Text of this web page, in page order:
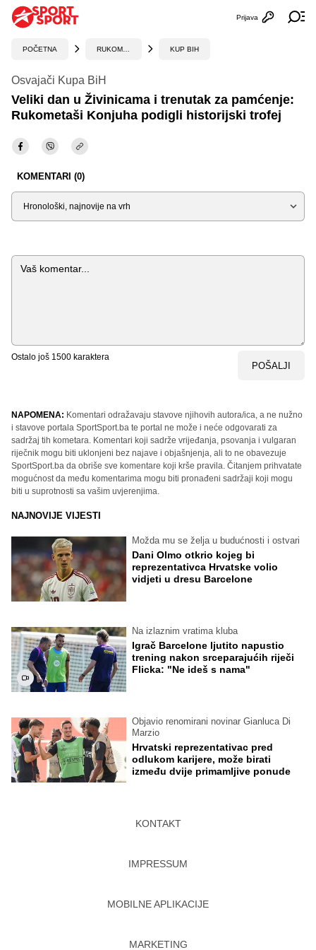
Otvori
Prijava
POČETNA KUP BIH
Osvajači Kupa BiH
Veliki dan u Živinicama i trenutak za pamćenje:
Rukometaši Konjuha podigli historijski trofej
KOMENTARI (0)
Sortiraj
Komentar
Ostalo još 1500 karaktera
POŠALJI
NAPOMENA: Komentari odražavaju stavove njihovih autora/ica, a ne nužno
i stavove portala SportSport.ba te portal ne može i neće odgovarati za
sadržaj tih kometara. Komentari koji sadrže vrijeđanja, psovanja i vulgaran
riječnik mogu biti uklonjeni bez najave i objašnjenja, ali to ne obavezuje
SportSport.ba da obriše sve komentare koji krše pravila. Čitanjem prihvatate
mogućnost da među komentarima mogu biti pronađeni sadržaji koji mogu
biti u suprotnosti sa vašim uvjerenjima.
NAJNOVIJE VIJESTI
Možda mu se želja u budućnosti i ostvari
Dani Olmo otkrio kojeg bi
reprezentativca Hrvatske volio
vidjeti u dresu Barcelone
Na izlaznim vratima kluba
Igrač Barcelone ljutito napustio
trening nakon srceparajućih riječi
Flicka: "Ne ideš s nama"
Objavio renomirani novinar Gianluca Di
Marzio
Hrvatski reprezentativac pred
odlukom karijere, može birati
između dvije primamljive ponude
KONTAKT
IMPRESSUM
MOBILNE APLIKACIJE
MARKETING